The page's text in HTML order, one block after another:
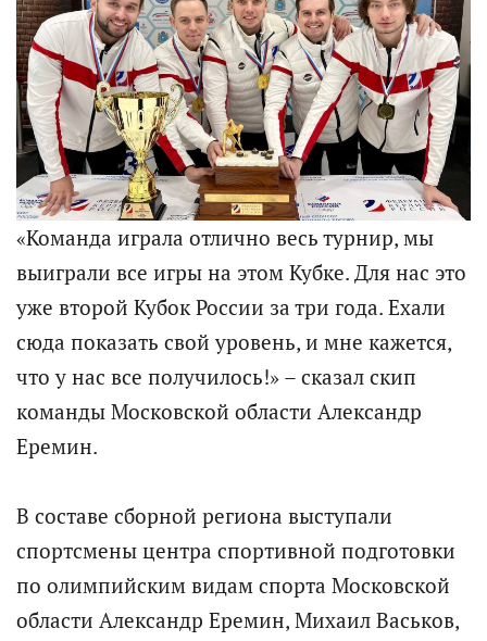
«Команда играла отлично весь турнир, мы
выиграли все игры на этом Кубке. Для нас это
уже второй Кубок России за три года. Ехали
сюда показать свой уровень, и мне кажется,
что у нас все получилось!» – сказал скип
команды Московской области Александр
Еремин.
В составе сборной региона выступали
спортсмены центра спортивной подготовки
по олимпийским видам спорта Московской
области Александр Еремин, Михаил Васьков,